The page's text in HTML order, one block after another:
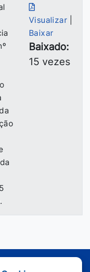
Visualizar
Baixar
Baixado:
15 vezes
11h e das 13h às 17h